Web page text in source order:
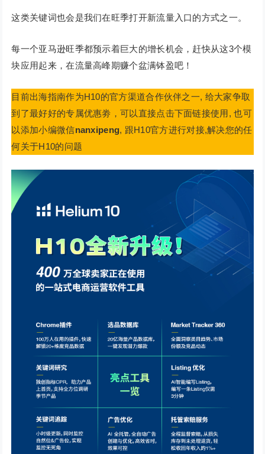
这类关键词也会是我们在旺季打开新流量入口的方式之一。
每一个亚马逊旺季都预示着巨大的增长机会，赶快从这3个模
块应用起来，在流量高峰期赚个盆满钵盈吧！
目前出海指南作为H10的官方渠道合作伙伴之一, 给大家争取
到了最好好的专属优惠劵，可以直接点击下面链接使用, 也可
以添加小编微信nanxipeng, 跟H10官方进行对接,解决您的任
何关于H10的问题